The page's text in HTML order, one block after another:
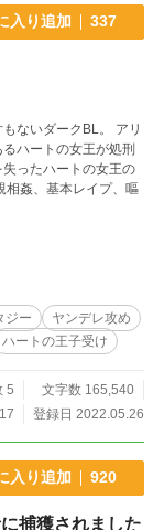
入り追加 337
ないダークBL。 アリ
ハートの女王が処刑
ったハートの女王の
相姦、基本レイプ、嘔
ジー
ヤンデレ攻め
ハートの王子受け
5
文字数 165,540
登録日 2022.05.26
入り追加 920
捕獲されました